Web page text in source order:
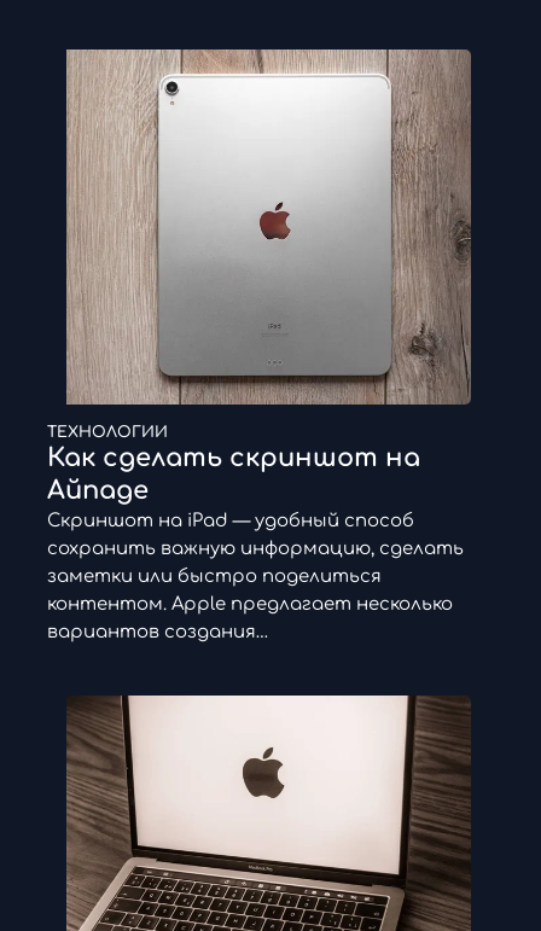
ТЕХНОЛОГИИ
Как сделать скриншот на
Айпаде
Скриншот на iPad — удобный способ
сохранить важную информацию, сделать
заметки или быстро поделиться
контентом. Apple предлагает несколько
вариантов создания…